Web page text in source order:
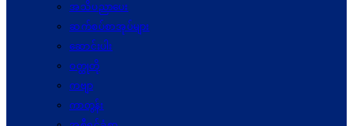
အသိပညာပေး
ဆက်စပ်စာအုပ်များ
ဆောင်းပါး
ဝတ္ထုတို
ကဗျာ
ကာတွန်း